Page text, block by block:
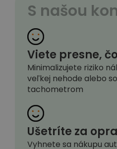
S našou
Viete presne,
Minimalizujete riziko
veľkej nehode alebo
tachometrom
Ušetríte za
Vyhnete sa nákupu